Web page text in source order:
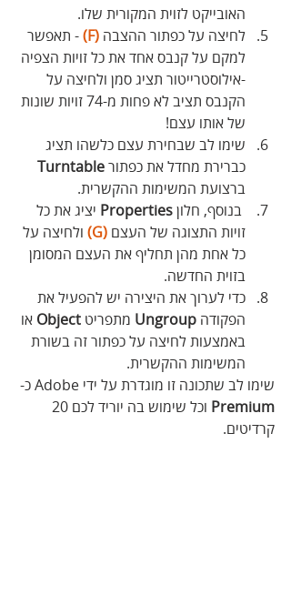
האובייקט לזוית המקורית שלו.
לחיצה על כפתור ההצבה (F)
- תאפשר
למקם על קנבס אחד את כל זויות הצפיה
-אילוסטרייטור תציג סמן ולחיצה על
הקנבס תציב לא פחות מ-74 זויות שונות
של אותו עצם!
שימו לב שבחירת עצם כלשהו תציג
כברירת מחדל את כפתור Turntable
ברצועת המשימות ההקשרית.
Properties יציג את כל
זויות התצוגה של העצם (G)
ולחיצה על
כל אחת מהן תחליף את העצם המסומן
בזוית החדשה.
כדי לערוך את היצירה יש להפעיל את
הפקודה Ungroup מתפריט Object או
באמצעות לחיצה על כפתור זה בשורת
המשימות ההקשרית.
שימו לב שתכונה זו מוגדרת על ידי Adobe כ-
Premium
קרדיטים.